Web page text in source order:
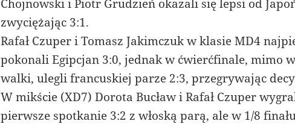
Chojnowski i Piotr Grudzień okazali się lepsi od
zwyciężając 3:1.
Rafał Czuper i Tomasz Jakimczuk w klasie MD4
pokonali Egipcjan 3:0, jednak w ćwierćfinale, mimo
walki, ulegli francuskiej parze 2:3, przegrywając
W mikście (XD7) Dorota Bucław i Rafał Czuper
pierwsze spotkanie 3:2 z włoską parą, ale w 1/8